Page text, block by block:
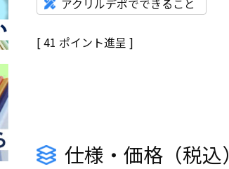
アクリルデポでできること
[41 ポイント進呈 ]
仕様・価格（税込）